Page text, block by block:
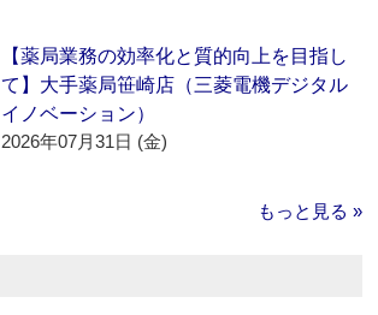
【薬局業務の効率化と質的向上を目指し
て】大手薬局笹崎店（三菱電機デジタル
イノベーション）
2026年07月31日 (金)
もっと見る »